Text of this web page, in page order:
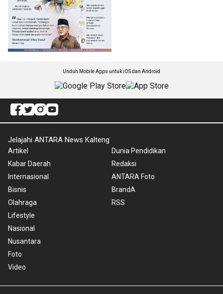
Unduh Mobile Apps untuk iOS dan Android
Jelajahi ANTARA News Kalteng
Artikel
Kabar Daerah
Internasional
Bisnis
Olahraga
Lifestyle
Nasional
Nusantara
Foto
Video
Dunia Pendidikan
Redaksi
ANTARA Foto
BrandA
RSS